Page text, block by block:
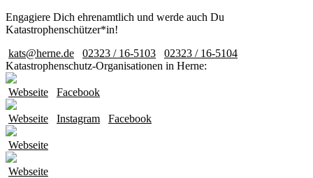
Engagiere Dich ehrenamtlich und werde auch Du
Katastrophenschützer*in!
kats@herne.de
02323 / 16-5103
02323 / 16-5104
Katastrophenschutz-Organisationen in Herne:
Webseite Facebook
Webseite Instagram Facebook
Webseite
Webseite